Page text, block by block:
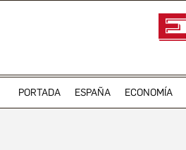
PORTADA ESPAÑA ECONOMÍA